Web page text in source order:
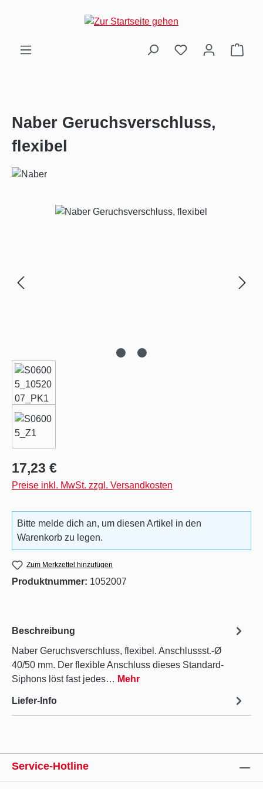
Zum Hauptinhalt springen
Naber Geruchsverschluss,
flexibel
Bildergalerie überspringen
Regulärer Preis:
17,23 €
Preise inkl. MwSt. zzgl. Versandkosten
Bitte melde dich an, um diesen Artikel in den
Warenkorb zu legen.
Zum Merkzettel hinzufügen
Produktnummer: 1052007
Beschreibung
Naber Geruchsverschluss, flexibel. Anschlussst.-Ø
40/50 mm. Der flexible Anschluss dieses Standard-
Siphons löst fast jedes… Mehr
Liefer-Info
Service-Hotline